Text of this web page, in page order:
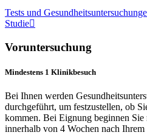
Tests und
Studie
Voruntersuchung
Mindestens 1 Klinikbesuch
Bei Ihnen werden
durchgeführt, um festzustellen, ob
kommen. Bei Eignung beginnen
innerhalb von 4 Wochen nach Ihrem